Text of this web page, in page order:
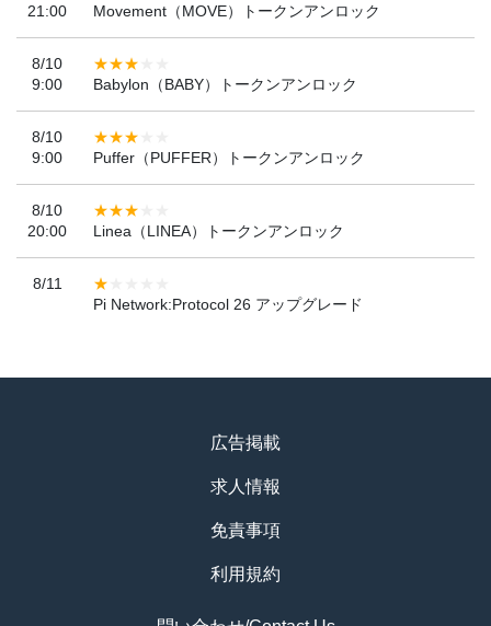
21:00
Movement（MOVE）トークンアンロック
8/10
9:00
Babylon（BABY）トークンアンロック
8/10
9:00
Puffer（PUFFER）トークンアンロック
8/10
20:00
Linea（LINEA）トークンアンロック
8/11
Pi Network:Protocol 26 アップグレード
広告掲載
求人情報
免責事項
利用規約